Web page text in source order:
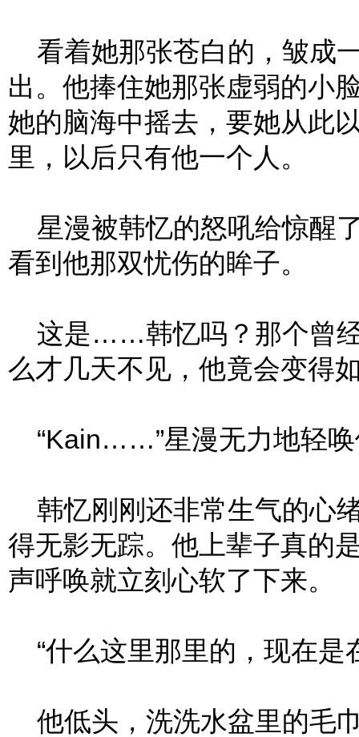
看着她那张苍白的，皱成
出。他捧住她那张虚弱的小
她的脑海中摇去，要她从此
里，以后只有他一个人。
星漫被韩忆的怒吼给惊醒
看到他那双忧伤的眸子。
这是……韩忆吗？那个曾经
么才几天不见，他竟会变得
“Kain……”星漫无力地轻唤
韩忆刚刚还非常生气的心
得无影无踪。他上辈子真的
声呼唤就立刻心软了下来。
“什么这里那里的，现在是
他低头，洗洗水盆里的毛